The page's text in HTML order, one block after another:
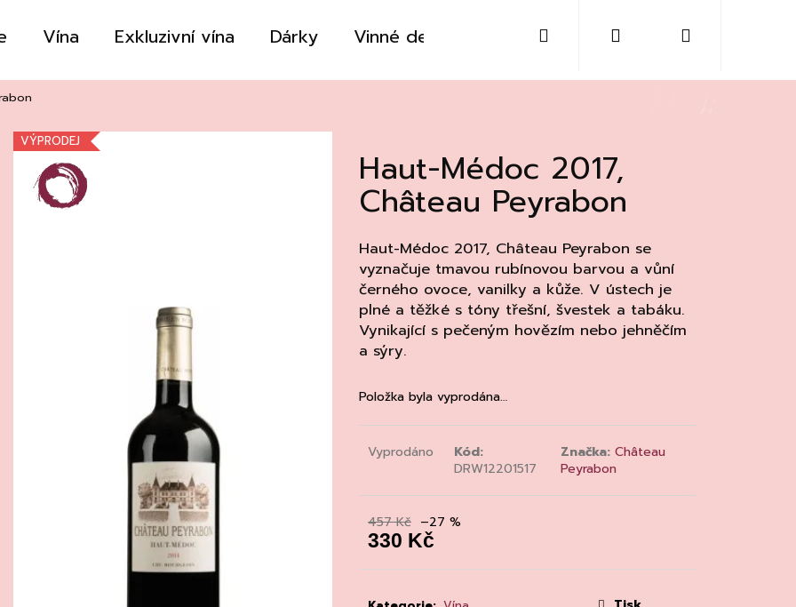
Vína Exkluzivní vína Dárky Vinné destiláty Sklo Doplňky Kontakt
Přihlášení
Haut-Médoc 2017,
Château Peyrabon
Haut-Médoc 2017, Château Peyrabon se
vyznačuje tmavou rubínovou barvou a vůní
černého ovoce, vanilky a kůže. V ústech je
plné a těžké s tóny třešní, švestek a tabáku.
Vynikající s pečeným hovězím nebo jehněčím
a sýry.
Položka byla vyprodána…
Vyprodáno
Kód:
DRW12201517
Značka: Château
Peyrabon
457 Kč –27 %
330 Kč
cena:
VÝPRODEJ
Co potřebujete najít?
CHATELDON, VODA PERLIVÁ
DEGUSTACE DOMAINE 'ALZIPRATU